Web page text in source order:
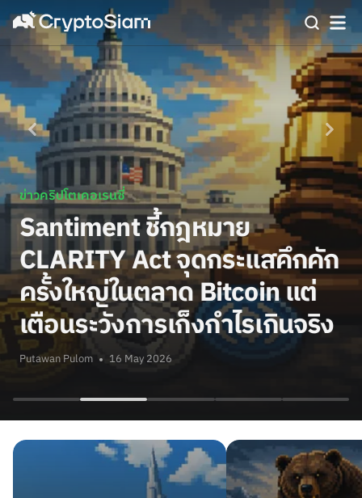
ข่าวคริปโตเคอเรนซี่
Santiment ชี้กฎหมาย
CLARITY Act จุดกระแสคึกคัก
ครั้งใหญ่ในตลาด Bitcoin แต่
เตือนระวังการเก็งกำไรเกินจริง
Putawan Pulom 16 May 2026